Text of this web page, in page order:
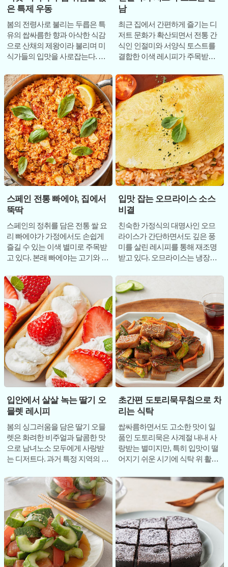
은 특제 우동
봄의 전령사로 불리는 두릅은 특
유의 쌉싸름한 향과 아삭한 식감
으로 산채의 제왕이라 불리며 미
식가들의 입맛을 사로잡는다. 대
삭하게 튀겨낸
남
최근 집에서 간편하게 즐기는 디
저트 문화가 확산되면서 전통 간
식인 인절미와 서양식 토스트를
결합한 이색 레시피가 주목받고
스트는 조리 과정이
스페인 전통 빠에야, 집에서
뚝딱
스페인의 정취를 담은 전통 쌀 요
리 빠에야가 가정에서도 손쉽게
즐길 수 있는 이색 별미로 주목받
고 있다. 본래 빠에야는 고기와 해
어
입맛 잡는 오므라이스 소스
비결
친숙한 가정식의 대명사인 오므
라이스가 간단하면서도 깊은 풍
미를 살린 레시피를 통해 재조명
받고 있다. 오므라이스는 냉장고
는 경제성과 탄수
입안에서 살살 녹는 딸기 오
믈렛 레시피
봄의 싱그러움을 담은 딸기 오믈
렛은 화려한 비주얼과 달콤한 맛
으로 남녀노소 모두에게 사랑받
는 디저트다. 과거 특정 지역의 명
이제 시중에서
초간편 도토리묵무침으로 차
리는 식탁
쌉싸름하면서도 고소한 맛이 일
품인 도토리묵은 사계절 내내 사
랑받는 별미지만, 특히 입맛이 떨
어지기 쉬운 시기에 식탁 위 활력
도토리묵무침